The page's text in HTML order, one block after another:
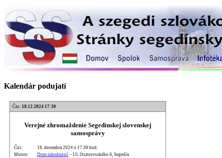
Kalendár podujatí
Čas: 18.12.2024 17:30
Verejné zhromaždenie Segedínskej slovenskej
samosprávy
Čas:
18. decembra 2024 o 17.30 hod.
Miesto:
Dom národností – Ul. Osztrovszkého 6, Segedín